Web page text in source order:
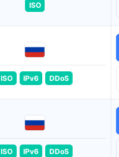
ISO
ISO IPv6 DDoS
ISO IPv6 DDoS